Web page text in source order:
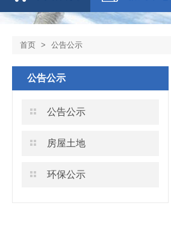
首页 > 公告公示
公告公示
公告公示
房屋土地
环保公示